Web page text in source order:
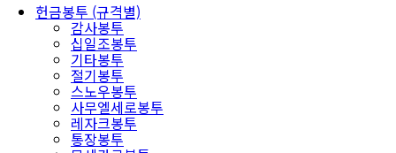
헌금봉투 (규격별)
감사봉투
십일조봉투
기타봉투
절기봉투
스노우봉투
사무엘세로봉투
레자크봉투
통장봉투